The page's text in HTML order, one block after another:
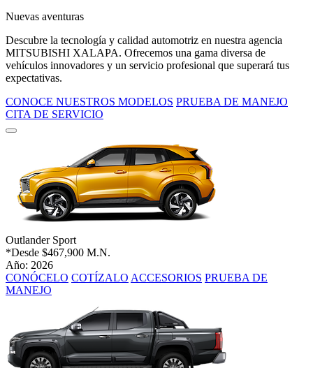
Nuevas aventuras
Descubre la tecnología y calidad automotriz en nuestra agencia
MITSUBISHI XALAPA. Ofrecemos una gama diversa de
vehículos innovadores y un servicio profesional que superará tus
expectativas.
CONOCE NUESTROS MODELOS PRUEBA DE MANEJO
CITA DE SERVICIO
Outlander Sport
*Desde $467,900 M.N.
Año: 2026
CONÓCELO COTÍZALO ACCESORIOS PRUEBA DE
MANEJO